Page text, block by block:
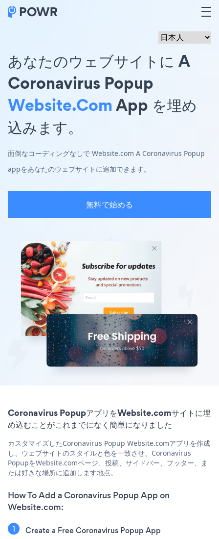
あなたのウェブサイトに A
Coronavirus Popup
Website.comApp を埋め
込みます。
面倒なコーディングなしで Website.com A Coronavirus Popup
appをあなたのウェブサイトに追加できます。
無料で始める
Coronavirus PopupアプリをWebsite.comサイトに埋
め込むことがこれまでになく簡単になりました
カスタマイズしたCoronavirus Popup Website.comアプリを作成
し、ウェブサイトのスタイルと色を一致させ、Coronavirus
PopupをWebsite.comページ、投稿、サイドバー、フッター、ま
たは好きな場所に追加します地点。
How To Add a Coronavirus Popup App on
Website.com:
Create a Free Coronavirus Popup App